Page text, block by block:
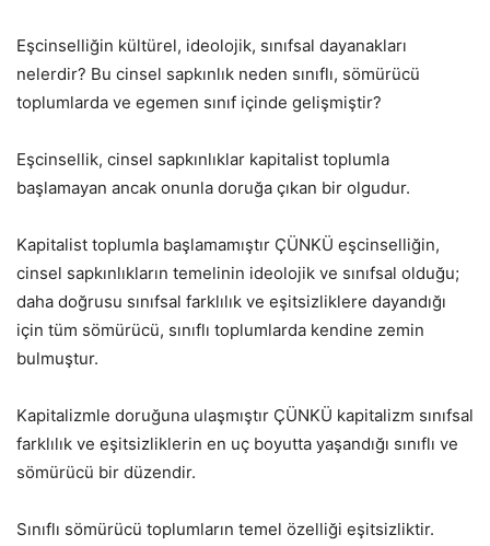
Eşcinselliğin kültürel, ideolojik, sınıfsal dayanakları
nelerdir? Bu cinsel sapkınlık neden sınıflı, sömürücü
toplumlarda ve egemen sınıf içinde gelişmiştir?
Eşcinsellik, cinsel sapkınlıklar kapitalist toplumla
başlamayan ancak onunla doruğa çıkan bir olgudur.
Kapitalist toplumla başlamamıştır ÇÜNKÜ eşcinselliğin,
cinsel sapkınlıkların temelinin ideolojik ve sınıfsal olduğu;
daha doğrusu sınıfsal farklılık ve eşitsizliklere dayandığı
için tüm sömürücü, sınıflı toplumlarda kendine zemin
bulmuştur.
Kapitalizmle doruğuna ulaşmıştır ÇÜNKÜ kapitalizm sınıfsal
farklılık ve eşitsizliklerin en uç boyutta yaşandığı sınıflı ve
sömürücü bir düzendir.
Sınıflı sömürücü toplumların temel özelliği eşitsizliktir.